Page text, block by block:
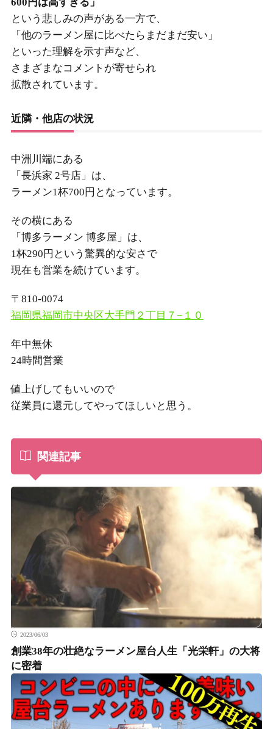
という悲しみの声がある一方で、
「他のラーメン屋に比べたらまだまだ安い」
といった理解を示す声など、
さまざまなコメントが寄せられ
拡散されています。
近隣・他店の状況
中洲川端にある
「長浜家 2号店」は、
ラーメン1杯700円となっています。
その横にある
「博多ラーメン 博多屋」は、
1杯290円という驚異的な安さで
現在も営業を続けています。
〒810-0074
福岡県福岡市中央区大手門２丁目７−１０
年中無休
24時間営業
値上げしてもいいので
従業員に還元してやってほしいと思う。
関連記事
2023/06/03
創業38年の壮絶なラーメン屋台人生「光栄軒」の大将
に密着